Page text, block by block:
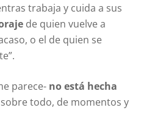
trabaja y cuida a sus
de quien vuelve a
o el de quien se
parece- no está hecha
sobre todo, de momentos y